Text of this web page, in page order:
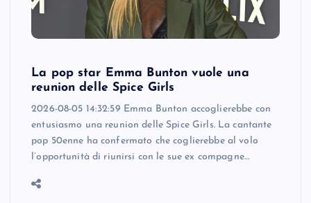
La pop star Emma Bunton vuole una
reunion delle Spice Girls
2026-08-05 14:32:59 Emma Bunton accoglierebbe con
entusiasmo una reunion delle Spice Girls. La cantante
pop 50enne ha confermato che coglierebbe al volo
l’opportunità di riunirsi con le sue ex compagne…